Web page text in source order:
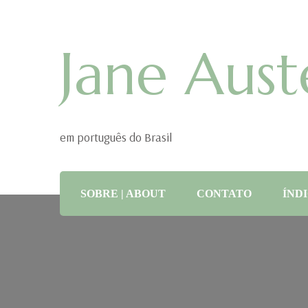
Jane
em português do Brasil
SOBRE | ABOUT CONTATO